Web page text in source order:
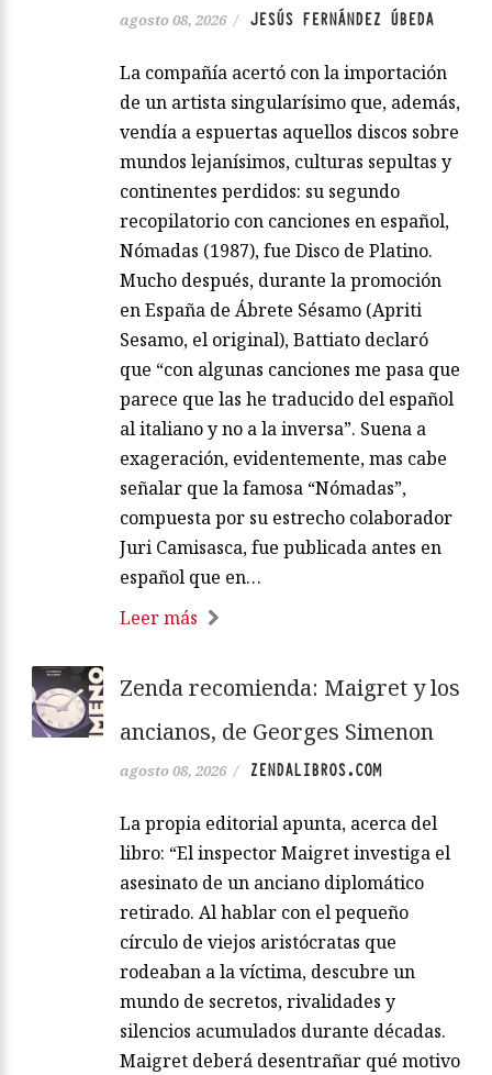
agosto 08, 2026 / JESÚS FERNÁNDEZ ÚBEDA
La compañía acertó con la importación
de un artista singularísimo que, además,
vendía a espuertas aquellos discos sobre
mundos lejanísimos, culturas sepultas y
continentes perdidos: su segundo
recopilatorio con canciones en español,
Nómadas (1987), fue Disco de Platino.
Mucho después, durante la promoción
en España de Ábrete Sésamo (Apriti
Sesamo, el original), Battiato declaró
que “con algunas canciones me pasa que
parece que las he traducido del español
al italiano y no a la inversa”. Suena a
exageración, evidentemente, mas cabe
señalar que la famosa “Nómadas”,
compuesta por su estrecho colaborador
Juri Camisasca, fue publicada antes en
español que en…
Leer más
Zenda recomienda: Maigret y los
ancianos, de Georges Simenon
agosto 08, 2026 / ZENDALIBROS.COM
La propia editorial apunta, acerca del
libro: “El inspector Maigret investiga el
asesinato de un anciano diplomático
retirado. Al hablar con el pequeño
círculo de viejos aristócratas que
rodeaban a la víctima, descubre un
mundo de secretos, rivalidades y
silencios acumulados durante décadas.
Maigret deberá desentrañar qué motivo